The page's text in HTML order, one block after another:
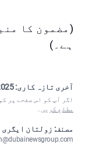
(مضمون کا
ہے۔)
آخری تازہ کاری:04. 03 22:01
اگر آپ کو اس صفحے پر
مطلع کریں ۔
مصنف: زولتان ایگری